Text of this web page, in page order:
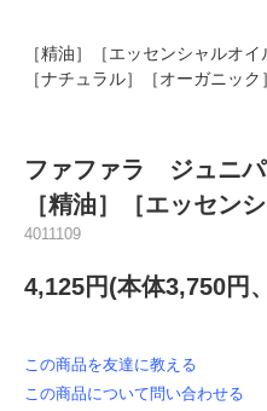
［精油］［エッセンシャルオ
［ナチュラル］［オーガニック］
ファファラ ジュニ
［精油］［エッセン
4011109
4,125円(本体3,750円
この商品を友達に教える
この商品について問い合わせる